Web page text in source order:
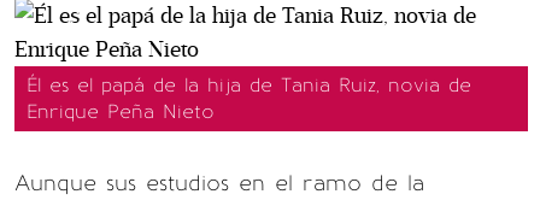
Él es el papá de la hija de Tania Ruiz, novia de
Enrique Peña Nieto
Aunque sus estudios en el ramo de la